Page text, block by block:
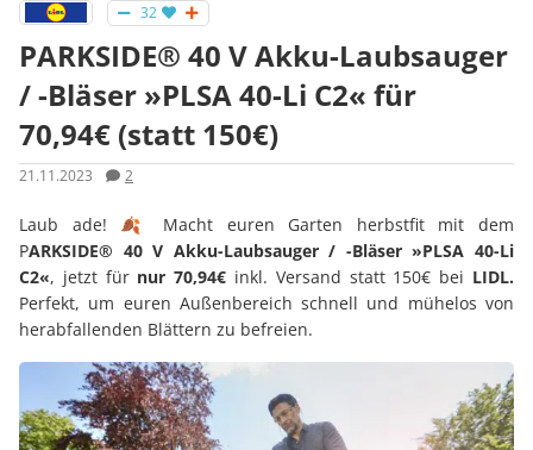
32
PARKSIDE® 40 V Akku-Laubsauger
/ -Bläser »PLSA 40-Li C2« für
70,94€ (statt 150€)
21.11.2023 2
Laub ade! 🍂 Macht euren Garten herbstfit mit dem
PARKSIDE® 40 V Akku-Laubsauger / -Bläser »PLSA 40-Li
C2«, jetzt für nur 70,94€ inkl. Versand statt 150€ bei LIDL.
Perfekt, um euren Außenbereich schnell und mühelos von
herabfallenden Blättern zu befreien.